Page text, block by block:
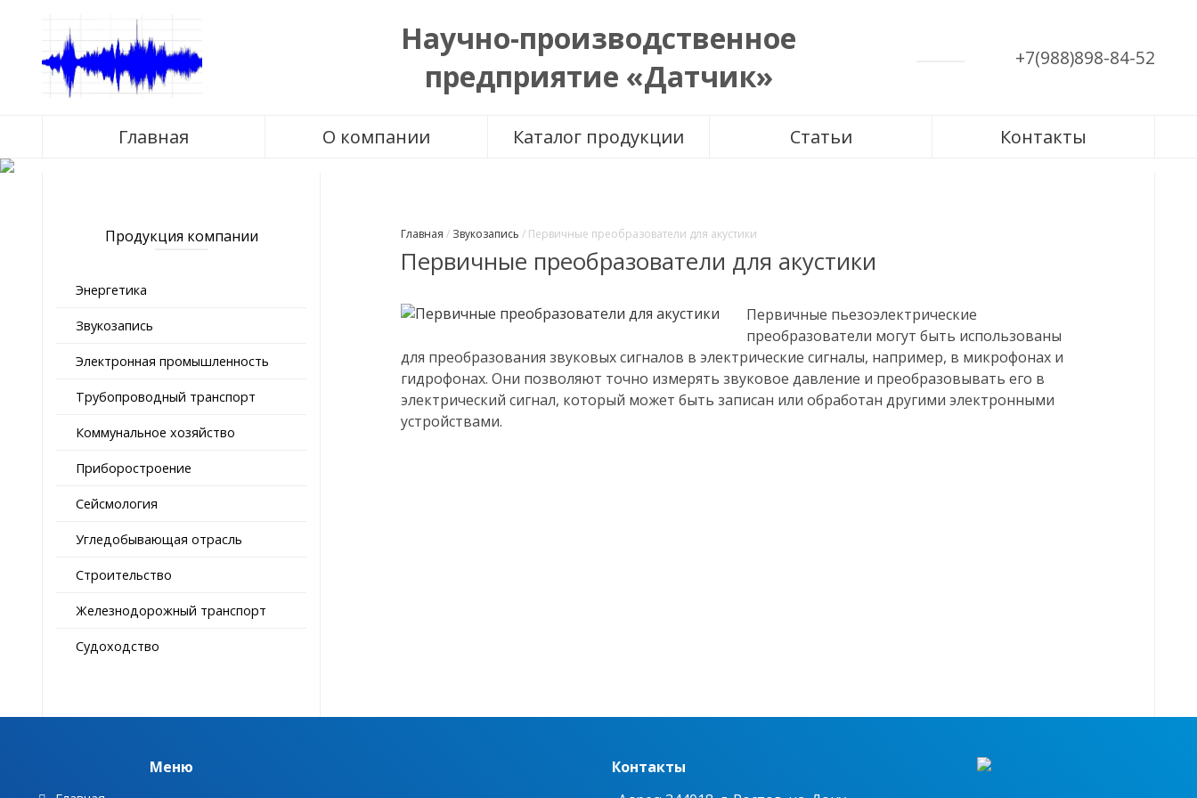
Научно-производственное
предприятие «Датчик»
+7(988)898-84-52
Главная О компании Каталог продукции Статьи Контакты
Продукция компании
Энергетика
Звукозапись
Электронная промышленность
Трубопроводный транспорт
Коммунальное хозяйство
Приборостроение
Сейсмология
Угледобывающая отрасль
Строительство
Железнодорожный транспорт
Судоходство
Главная / Звукозапись / Первичные преобразователи для акустики
Первичные преобразователи для акустики
Первичные пьезоэлектрические
преобразователи могут быть использованы
для преобразования звуковых сигналов в электрические сигналы, например, в микрофонах и
гидрофонах. Они позволяют точно измерять звуковое давление и преобразовывать его в
электрический сигнал, который может быть записан или обработан другими электронными
устройствами.
Меню
Контакты